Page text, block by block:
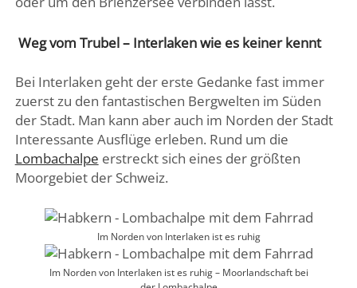
Weg vom Trubel – Interlaken wie es keiner kennt
Bei Interlaken geht der erste Gedanke fast immer
zuerst zu den fantastischen Bergwelten im Süden
der Stadt. Man kann aber auch im Norden der Stadt
Interessante Ausflüge erleben. Rund um die
Lombachalpe erstreckt sich eines der größten
Moorgebiet der Schweiz.
Im Norden von Interlaken ist es ruhig
Im Norden von Interlaken ist es ruhig – Moorlandschaft bei